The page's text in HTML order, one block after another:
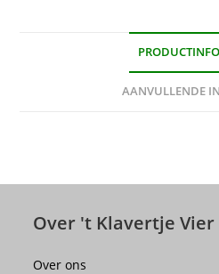
AANVULLENDE
Over 't Klavertje Vier
Over ons